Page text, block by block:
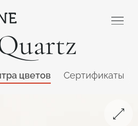
цветов Сертификаты